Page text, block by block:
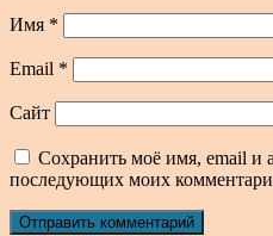
Имя *
Email *
Сайт
Сохранить моё имя, email и
последующих моих